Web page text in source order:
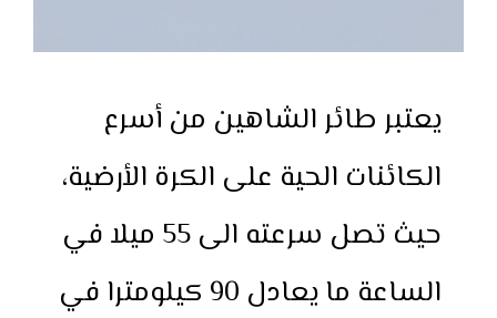
يعتبر طائر الشاهين من أسرع
الكائنات الحية على الكرة الأرضية،
حيث تصل سرعته الى 55 ميلا في
الساعة ما يعادل 90 كيلومترا في